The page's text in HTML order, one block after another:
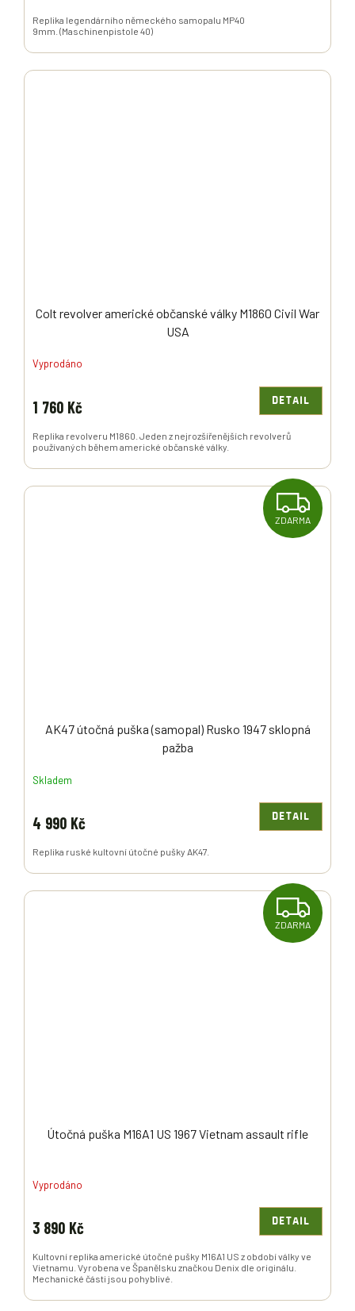
Replika legendárního německého samopalu MP40
9mm. (Maschinenpistole 40)
Colt revolver americké občanské války M1860 Civil War
USA
Vyprodáno
1 760 Kč DETAIL
Replika revolveru M1860. Jeden z nejrozšířenějších revolverů
používaných během americké občanské války.
Z
D
ZDARMA
AK47 útočná puška (samopal) Rusko 1947 sklopná
pažba
Skladem
4 990 Kč DETAIL
Replika ruské kultovní útočné pušky AK47.
Z
D
ZDARMA
Útočná puška M16A1 US 1967 Vietnam assault rifle
Vyprodáno
3 890 Kč DETAIL
Kultovní replika americké útočné pušky M16A1 US z období války ve
Vietnamu. Vyrobena ve Španělsku značkou Denix dle originálu.
Mechanické části jsou pohyblivé.